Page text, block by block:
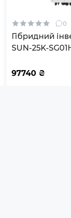
0
Гібридний
SUN-25K-
220/380V
97740 ₴